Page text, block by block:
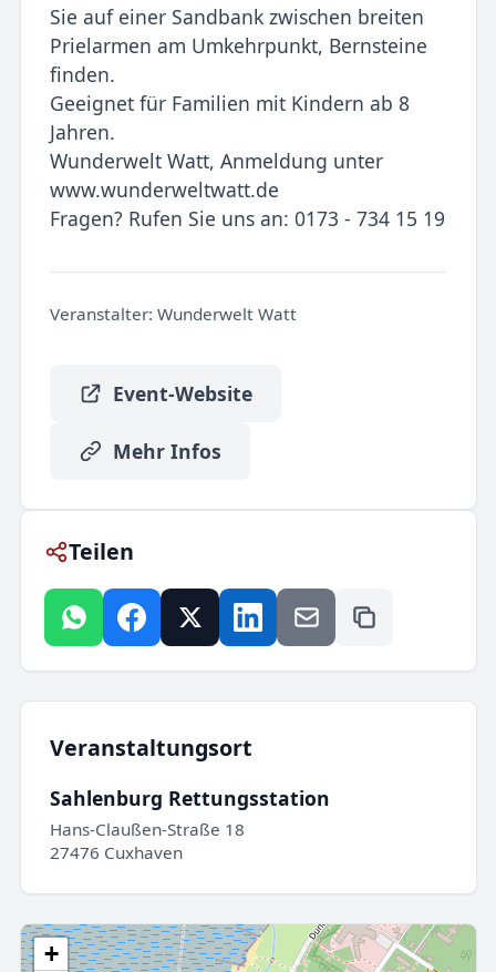
Sie auf einer Sandbank zwischen breiten
Prielarmen am Umkehrpunkt, Bernsteine
finden.
Geeignet für Familien mit Kindern ab 8
Jahren.
Wunderwelt Watt, Anmeldung unter
www.wunderweltwatt.de
Fragen? Rufen Sie uns an: 0173 - 734 15 19
Veranstalter: Wunderwelt Watt
Event-Website
Mehr Infos
Teilen
Veranstaltungsort
Sahlenburg Rettungsstation
Hans-Claußen-Straße 18
27476 Cuxhaven
+